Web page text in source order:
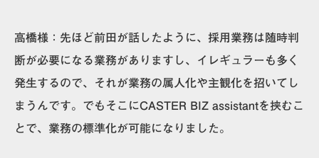
高橋様： 先ほど前田が話したように、 採用業務は随時判
断が必要になる業務がありますし、イレギュラーも多く
発生するので、それが業務の属人化や主観化を招いてし
まう んです。でもそこにCASTER BIZ assistantを挟むこ
とで、業務の標準化が可能になりました。